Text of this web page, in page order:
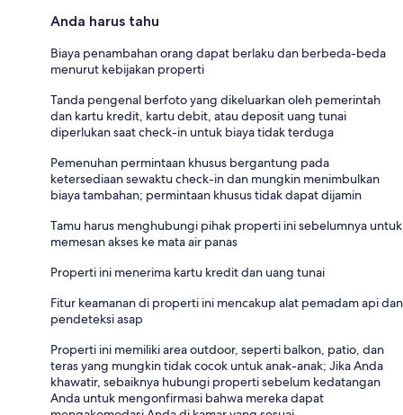
Anda harus tahu
Biaya penambahan orang dapat berlaku dan berbeda-beda
menurut kebijakan properti
Tanda pengenal berfoto yang dikeluarkan oleh pemerintah
dan kartu kredit, kartu debit, atau deposit uang tunai
diperlukan saat check-in untuk biaya tidak terduga
Pemenuhan permintaan khusus bergantung pada
ketersediaan sewaktu check-in dan mungkin menimbulkan
biaya tambahan; permintaan khusus tidak dapat dijamin
Tamu harus menghubungi pihak properti ini sebelumnya untuk
memesan akses ke mata air panas
Properti ini menerima kartu kredit dan uang tunai
Fitur keamanan di properti ini mencakup alat pemadam api dan
pendeteksi asap
Properti ini memiliki area outdoor, seperti balkon, patio, dan
teras yang mungkin tidak cocok untuk anak-anak; Jika Anda
khawatir, sebaiknya hubungi properti sebelum kedatangan
Anda untuk mengonfirmasi bahwa mereka dapat